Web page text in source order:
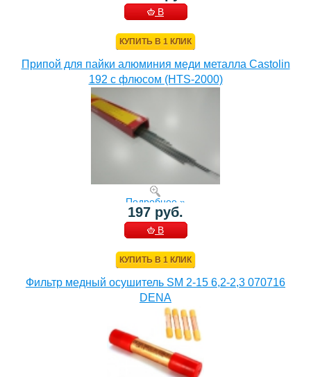
В
КУПИТЬ В 1 КЛИК
Припой для пайки алюминия меди металла Castolin
192 с флюсом (HTS-2000)
Подробнее »
197 руб.
В
КУПИТЬ В 1 КЛИК
Фильтр медный осушитель SM 2-15 6,2-2,3 070716
DENA